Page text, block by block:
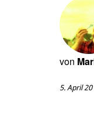
von
5. April